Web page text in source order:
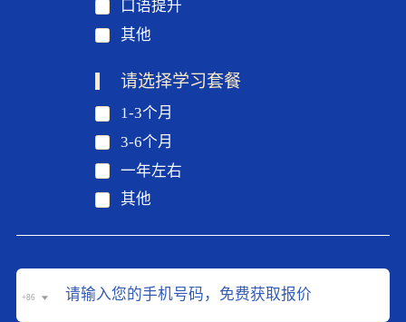
口语提升
其他
请选择学习套餐
1-3个月
3-6个月
一年左右
其他
+86